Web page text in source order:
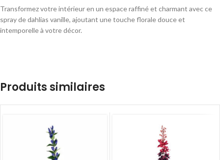
Transformez votre intérieur en un espace raffiné et charmant avec ce
spray de dahlias vanille, ajoutant une touche florale douce et
intemporelle à votre décor.
Produits similaires